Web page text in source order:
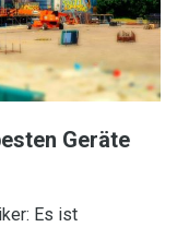
Geräte
Es ist